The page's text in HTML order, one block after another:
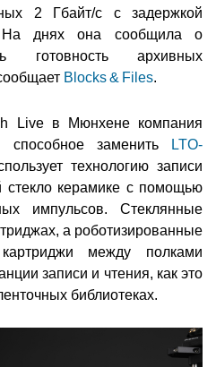
2 Гбайт/с с задержкой
днях она сообщила о
готовность архивных
Blocks & Files.
Live в Мюнхене компания
способное заменить
LTO-
технологию записи
керамике с помощью
импульсов. Стеклянные
а роботизированные
между полками
записи и чтения, как это
библиотеках.